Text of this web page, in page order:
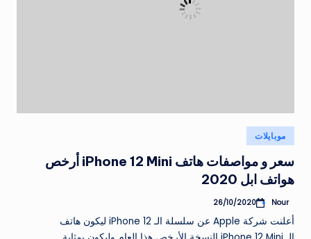
نُشر
في
موبايلات
سعر و مواصفات هاتف iPhone 12 Mini أرخص
هواتف ابل 2020
تمّ
بواسطة
Nour
26/10/2020
أعلنت شركة Apple عن سلسلة الـ iPhone 12 ليكون هاتف